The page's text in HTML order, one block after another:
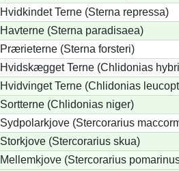
Hvidkindet Terne (Sterna repressa)
Havterne (Sterna paradisaea)
Prærieterne (Sterna forsteri)
Hvidskægget Terne (Chlidonias
Hvidvinget Terne (Chlidonias
Sortterne (Chlidonias niger)
Sydpolarkjove (Stercorarius
Storkjove (Stercorarius skua)
Mellemkjove (Stercorarius